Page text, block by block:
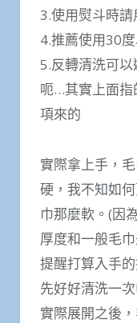
3.使用熨斗時請
4.推薦使用30
5.反轉清洗可以
呃…其實上面
項來的
實際拿上手，
硬，我不知如
巾那麼軟。(因
厚度和一般毛
提醒打算入手
先好好清洗一
實際展開之後